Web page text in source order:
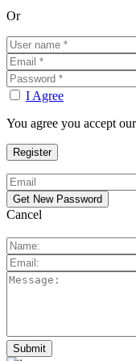
Or
I Agree
You agree you accept
Cancel